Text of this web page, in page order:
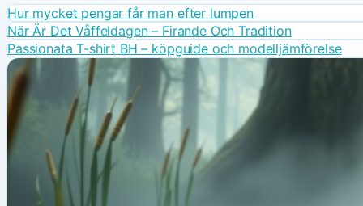
Hur mycket pengar får man efter lumpen
När Är Det Våffeldagen – Firande Och Tradition
Passionata T-shirt BH – köpguide och modelljämförelse